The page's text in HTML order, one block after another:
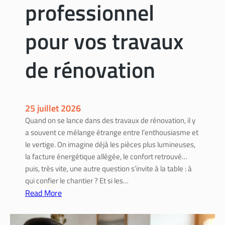
o
v
a
x
d
e
r
é
n
o
t
e
é
a
r
h
e
s
p
o
u
r
b
t
professionnel
pour vos travaux
de rénovation
25 juillet 2026
Quand on se lance dans des travaux de rénovation, il y
a souvent ce mélange étrange entre l’enthousiasme et
le vertige. On imagine déjà les pièces plus lumineuses,
la facture énergétique allégée, le confort retrouvé…
puis, très vite, une autre question s’invite à la table : à
qui confier le chantier ? Et si les…
Read More
A